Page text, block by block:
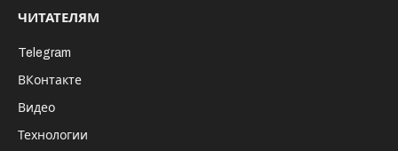
ЧИТАТЕЛЯМ
Telegram
ВКонтакте
Видео
Технологии